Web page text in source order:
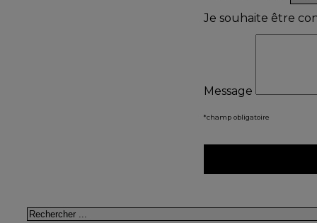
Je souhaite être
Message
*champ obligatoire
Rechercher